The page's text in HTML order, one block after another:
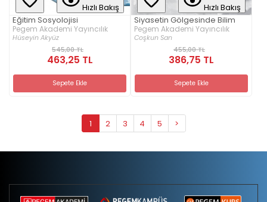
Hızlı Bakış
Eğitim Sosyolojisi
Pegem Akademi Yayıncılık
Hüseyin Akyüz
545,00 TL
463,25 TL
Sepete Ekle
Hızlı Bakış
Siyasetin Gölgesinde Bilim
Pegem Akademi Yayıncılık
Coşkun San
455,00 TL
386,75 TL
Sepete Ekle
1 2 3 4 5 >